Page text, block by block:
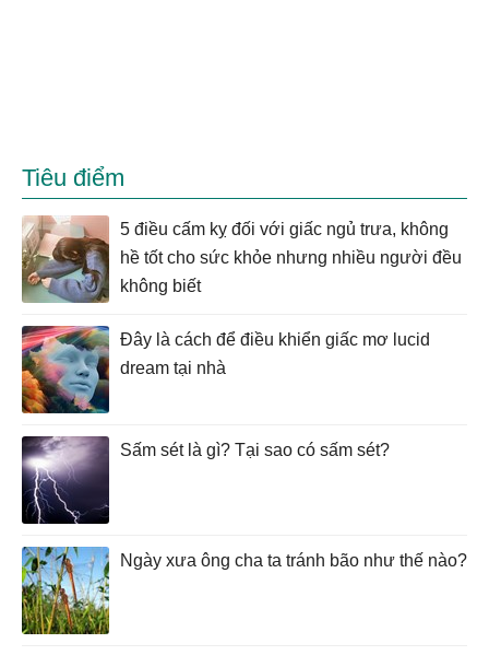
Tiêu điểm
5 điều cấm kỵ đối với giấc ngủ trưa, không
hề tốt cho sức khỏe nhưng nhiều người đều
không biết
Đây là cách để điều khiển giấc mơ lucid
dream tại nhà
Sấm sét là gì? Tại sao có sấm sét?
Ngày xưa ông cha ta tránh bão như thế nào?